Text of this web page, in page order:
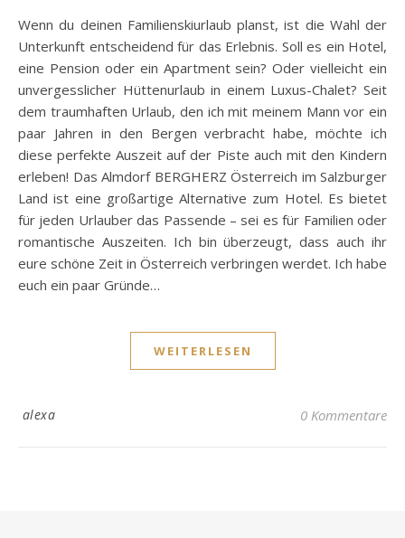
Wenn du deinen Familienskiurlaub planst, ist die Wahl der
Unterkunft entscheidend für das Erlebnis. Soll es ein Hotel,
eine Pension oder ein Apartment sein? Oder vielleicht ein
unvergesslicher Hüttenurlaub in einem Luxus-Chalet? Seit
dem traumhaften Urlaub, den ich mit meinem Mann vor ein
paar Jahren in den Bergen verbracht habe, möchte ich
diese perfekte Auszeit auf der Piste auch mit den Kindern
erleben! Das Almdorf BERGHERZ Österreich im Salzburger
Land ist eine großartige Alternative zum Hotel. Es bietet
für jeden Urlauber das Passende – sei es für Familien oder
romantische Auszeiten. Ich bin überzeugt, dass auch ihr
eure schöne Zeit in Österreich verbringen werdet. Ich habe
euch ein paar Gründe…
WEITERLESEN
alexa 0 Kommentare